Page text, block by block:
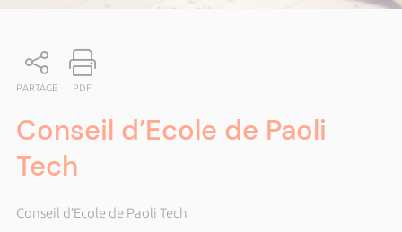
PARTAGE PDF
Conseil d’Ecole de Paoli
Tech
Conseil d’Ecole de Paoli Tech